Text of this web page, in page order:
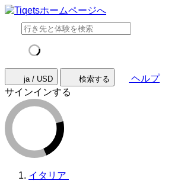
ja / USD 検索する
ヘルプ
サインインする
イタリア